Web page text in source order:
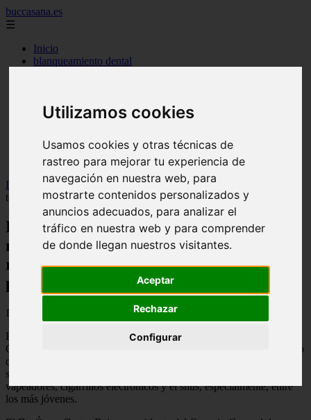
Utilizamos cookies
Usamos cookies y otras técnicas de
rastreo para mejorar tu experiencia de
navegación en nuestra web, para
mostrarte contenidos personalizados y
anuncios adecuados, para analizar el
tráfico en nuestra web y para comprender
de donde llegan nuestros visitantes.
Aceptar
Rechazar
Configurar
buccasana.es
☰
Inicio
blanqueamiento dental
implantes dentales
remedio casero para
tipos de brackets
Inicio
dientes >Los dentistas recuerdan los efectos nocivos del
tabaco en la salud oral y reivindican su papel en la detección precoz
Los dentistas recuerdan los efectos
nocivos del tabaco en la salud oral y
reivindican su papel en la detección
precoz
📅 31/05/2026
Redacción Con motivo del Día Mundial sin Tabaco, el Consejo
General de Dentistas de España se ha recordado el impacto negativo
que tiene este hábito en la salud oral. Además, no quieren centrarse
solo en el cigarrillo convencional, también advierten del uso de
vapeadores, cigarrillos electrónicos y el snus, especialmente, entre
los más jóvenes.